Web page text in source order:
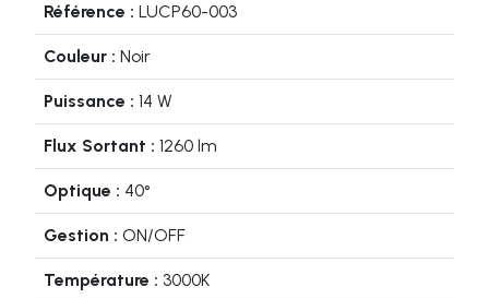
LUCP60-003
Noir
14 W
1260 lm
40°
ON/OFF
3000K